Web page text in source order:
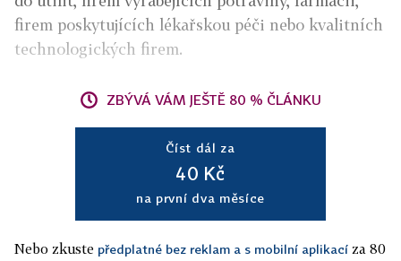
firem poskytujících lékařskou péči nebo kvalitních
technologických firem.
ZBÝVÁ VÁM JEŠTĚ 80 % ČLÁNKU
Číst dál za
40 Kč
na první dva měsíce
Nebo zkuste předplatné bez reklam a s mobilní aplikací za 80